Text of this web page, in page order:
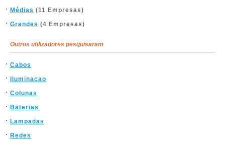
Médias (11 Empresas)
Grandes (4 Empresas)
Outros utilizadores pesquisaram
Cabos
Iluminacao
Colunas
Baterias
Lampadas
Redes